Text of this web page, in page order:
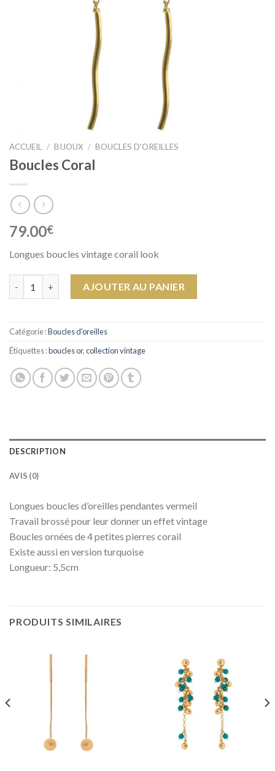
ACCUEIL / BIJOUX / BOUCLES D'OREILLES
Boucles Coral
79.00€
Longues boucles vintage corail look
AJOUTER AU PANIER
Catégorie :Boucles d'oreilles
Étiquettes :boucles or,collection vintage
DESCRIPTION
AVIS (0)
Longues boucles d’oreilles pendantes vermeil
Travail brossé pour leur donner un effet vintage
Boucles ornées de 4 petites pierres corail
Existe aussi en version turquoise
Longueur: 5,5cm
PRODUITS SIMILAIRES